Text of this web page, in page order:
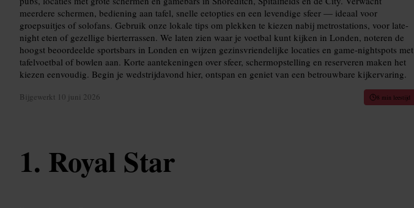
meerdere schermen, bediening aan tafel, snelle eetopties en een levendige sfeer — ideaal voor
groepsuitjes of solofans. Gebruik onze lokale tips om plekken te kiezen nabij metrostations, voor late-
night eten of gezellige bierterrassen. We laten zien waar je voetbal kunt kijken in Londen, noteren de
hoogst beoordeelde sportsbars in Londen en wijzen gezinsvriendelijke locaties en game‑nightspots met
tafelvoetbal of bowlen aan. Korte aantekeningen over sfeer, schermopstelling en reserveren maken het
kiezen eenvoudig. Begin je wedstrijdavond hier, ontspan en geniet van een betrouwbare kijkervaring.
Bijgewerkt 10 juni 2026 8 min leestijd
Royal Star